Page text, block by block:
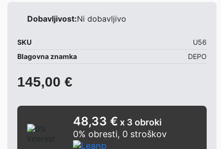
žarometi)
serijskimi H4 žarometi
Dobavljivost:Ni dobavljivo
SKU
U56
Blagovna znamka
DEPO
145,00 €
48,33 € x 3 obroki
0% obresti, 0 stroškov